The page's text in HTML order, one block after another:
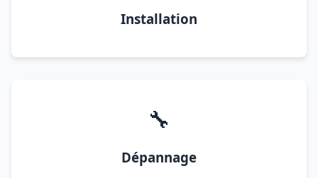
Installation
🔧
Dépannage